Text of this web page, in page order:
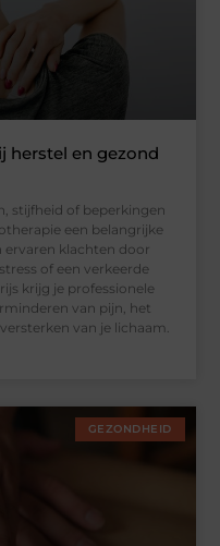
herstel en gezond
stijfheid of beperkingen
een belangrijke
ervaren klachten door
of een verkeerde
krijg je professionele
van pijn, het
van je lichaam.
GEZONDHEID